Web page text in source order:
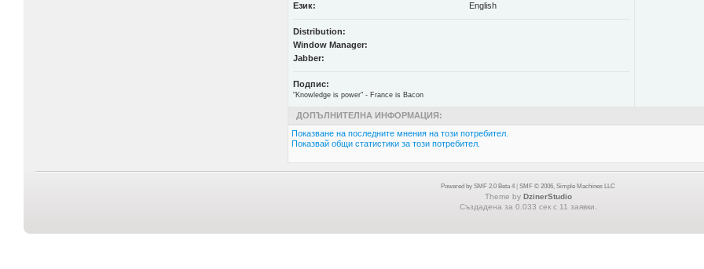
Език:
English
Distribution:
Window Manager:
Jabber:
Подпис:
"Knowledge is power" - France is Bacon
ДОПЪЛНИТЕЛНА ИНФОРМАЦИЯ:
Показване на последните мнения на този потребител.
Показвай общи статистики за този потребител.
Powered by SMF 2.0 Beta 4 SMF © 2006, Simple Machines LLC
Theme by DzinerStudio
Създадена за 0.033 сек с 11 заявки.